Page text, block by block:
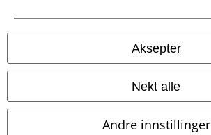
Aksepter
Nekt alle
Andre innstillinger
EMP Italia
EMP Česká Republika